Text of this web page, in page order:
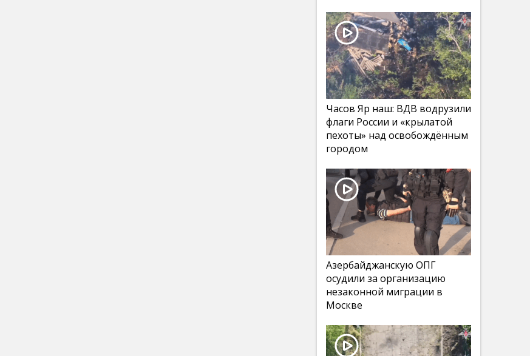
Часов Яр наш: ВДВ водрузили
флаги России и «крылатой
пехоты» над освобождённым
городом
Азербайджанскую ОПГ
осудили за организацию
незаконной миграции в
Москве